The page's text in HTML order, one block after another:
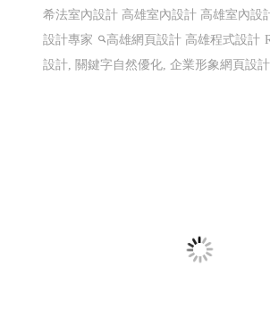
希法室內設計 高雄室內設計 高雄室內設
設計專家
高雄網頁設計 高雄程式設計
設計, 關鍵字自然優化, 企業形象網頁設計